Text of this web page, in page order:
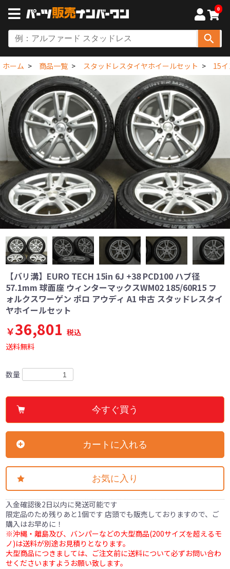
0
ホーム 商品一覧 スタッドレスタイヤホイールセット 15
【バリ溝】EURO TECH 15in 6J +38 PCD100 ハブ径
57.1mm 球面座 ウィンターマックスWM02 185/60R15 フ
ォルクスワーゲン ポロ アウディ A1 中古 スタッドレスタイ
ヤホイールセット
￥36,801 税込
送料無料
数量
今すぐ買う
カートに入れる
お気に入り
入金確認後2日以内に発送可能です
限定品のため残りあと1個です 店頭でも販売しておりますので、ご
購入はお早めに！
※沖縄・離島及び、バンパーなどの大型商品(200サイズを超えるモ
ノ)は送料が別途お見積りとなります。
大型商品につきましては、ご注文前に送料について必ずお問い合わ
せくださいますようお願い致します。